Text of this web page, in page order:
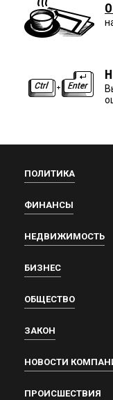
ПОЛИТИКА
ФИНАНСЫ
НЕДВИЖИМОСТЬ
БИЗНЕС
ОБЩЕСТВО
ЗАКОН
НОВОСТИ
ПРОИСШЕСТВИЯ